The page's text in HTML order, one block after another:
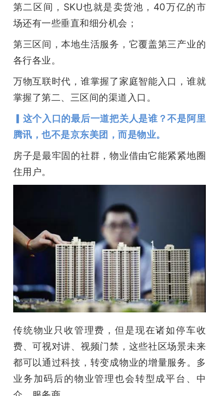
第二区间，SKU也就是卖货池，40万亿的市
场还有一些垂直和细分机会；
第三区间，本地生活服务，它覆盖第三产业的
各行各业。
万物互联时代，谁掌握了家庭智能入口，谁就
掌握了第二、三区间的渠道入口。
▎这个入口的最后一道把关人是谁？不是阿里
腾讯，也不是京东美团，而是物业。
房子是最牢固的社群，物业借由它能紧紧地圈
住用户。
传统物业只收管理费，但是现在诸如停车收
费、可视对讲、视频门禁，这些社区场景未来
都可以通过科技，转变成物业的增量服务。多
业务加码后的物业管理也会转型成平台、中